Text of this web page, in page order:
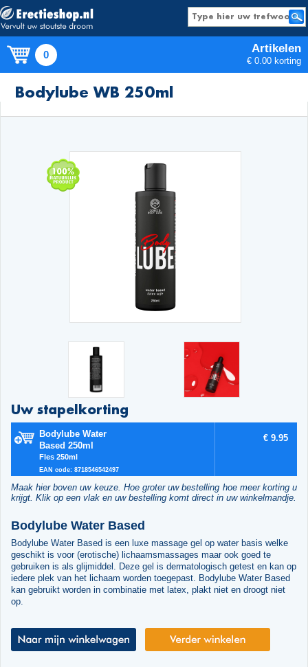
0 Artikelen
€ 0.00 korting
Producten
Bodylube WB 250ml
Uw stapelkorting
Bodylube Water
Based 250ml
Fles 250ml
EAN code: 8718546542497
€ 9.95
Maak hier boven uw keuze. Hoe groter uw bestelling hoe meer korting u
krijgt. Klik op een vlak en uw bestelling komt direct in uw winkelmandje.
Bodylube Water Based
Bodylube Water Based is een luxe massage gel op water basis welke
geschikt is voor (erotische) lichaamsmassages maar ook goed te
gebruiken is als glijmiddel. Deze gel is dermatologisch getest en kan op
iedere plek van het lichaam worden toegepast. Bodylube Water Based
kan gebruikt worden in combinatie met latex, plakt niet en droogt niet
op.